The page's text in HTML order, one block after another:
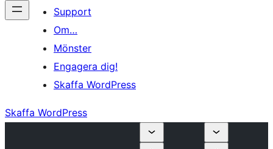
Support
Om…
Mönster
Engagera dig!
Skaffa WordPress
Skaffa WordPress